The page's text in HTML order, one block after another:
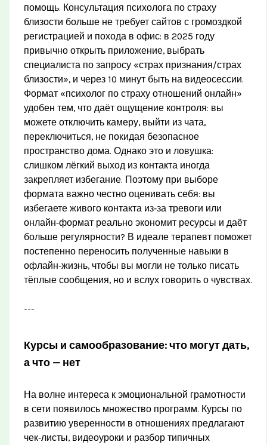
помощь. Консультация психолога по страху
близости больше не требует сайтов с громоздкой
регистрацией и похода в офис: в 2025 году
привычно открыть приложение, выбрать
специалиста по запросу «страх признания/страх
близости», и через 10 минут быть на видеосессии.
Формат «психолог по страху отношений онлайн»
удобен тем, что даёт ощущение контроля: вы
можете отключить камеру, выйти из чата,
переключиться, не покидая безопасное
пространство дома. Однако это и ловушка:
слишком лёгкий выход из контакта иногда
закрепляет избегание. Поэтому при выборе
формата важно честно оценивать себя: вы
избегаете живого контакта из‑за тревоги или
онлайн‑формат реально экономит ресурсы и даёт
больше регулярности? В идеале терапевт поможет
постепенно переносить полученные навыки в
офлайн‑жизнь, чтобы вы могли не только писать
тёплые сообщения, но и вслух говорить о чувствах.
---
Курсы и самообразование: что могут дать,
а что — нет
На волне интереса к эмоциональной грамотности
в сети появилось множество программ. Курсы по
развитию уверенности в отношениях предлагают
чек‑листы, видеоуроки и разбор типичных